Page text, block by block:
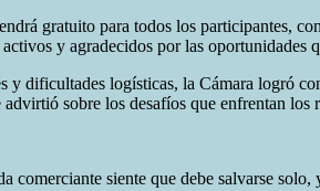
gratuito para todos los participantes,
y agradecidos por las oportunidades
dificultades logísticas, la Cámara logró
sobre los desafíos que enfrentan
siente que debe salvarse